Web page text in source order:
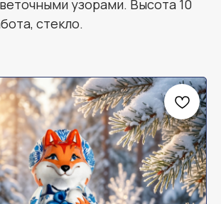
узорами. Высота 10
стекло.